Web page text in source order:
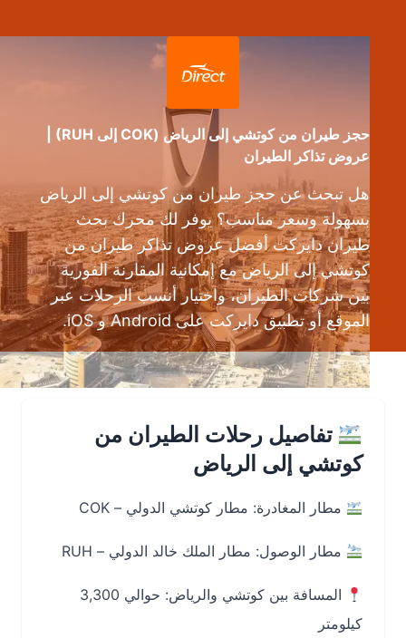
حجز طيران من كوتشي إلى الرياض (COK إلى RUH) |
عروض تذاكر الطيران
هل تبحث عن حجز طيران من كوتشي إلى الرياض
بسهولة وسعر مناسب؟ يوفر لك محرك بحث
طيران دايركت أفضل عروض تذاكر طيران من
كوتشي إلى الرياض مع إمكانية المقارنة الفورية
بين شركات الطيران، واختيار أنسب الرحلات عبر
الموقع أو تطبيق دايركت على Android و iOS.
تفاصيل رحلات الطيران من
كوتشي إلى الرياض
مطار المغادرة: مطار كوتشي الدولي – COK
مطار الوصول: مطار الملك خالد الدولي – RUH
المسافة بين كوتشي والرياض: حوالي 3,300
كيلومتر